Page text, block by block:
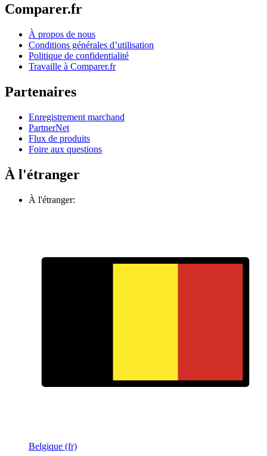
Comparer.fr
À propos de nous
Conditions générales d’utilisation
Politique de confidentialité
Travaille à Comparer.fr
Partenaires
Enregistrement marchand
PartnerNet
Flux de produits
Foire aux questions
À l'étranger
À l'étranger:
Belgique (fr)